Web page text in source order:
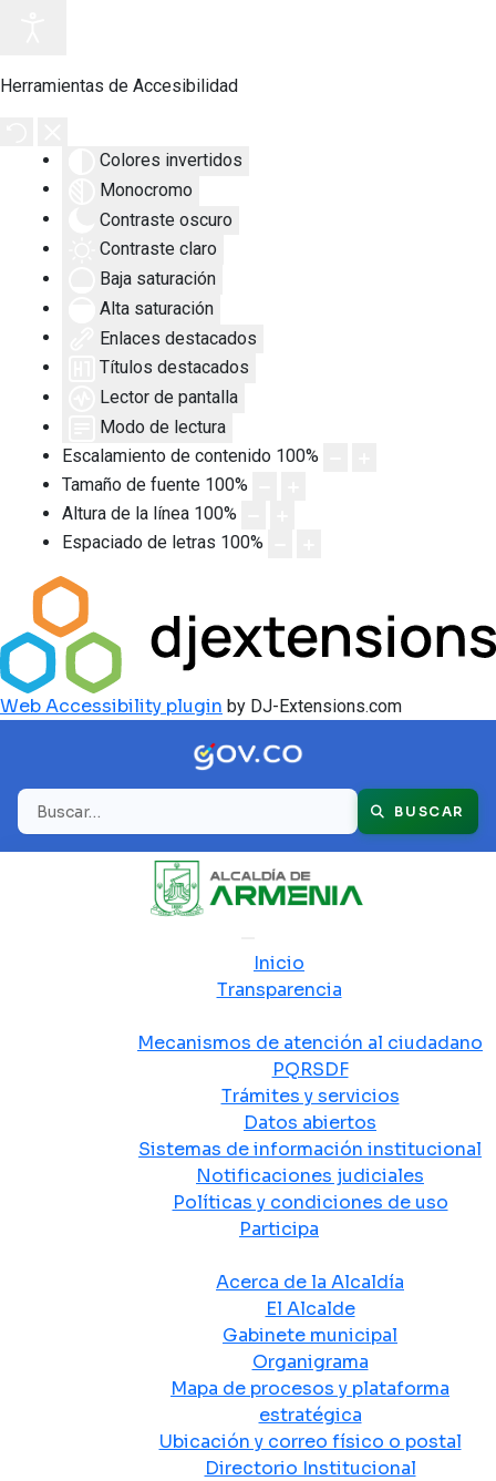
Herramientas de Accesibilidad
Colores invertidos
Monocromo
Contraste oscuro
Contraste claro
Baja saturación
Alta saturación
Enlaces destacados
Títulos destacados
Lector de pantalla
Modo de lectura
Escalamiento de contenido 100%
Tamaño de fuente 100%
Altura de la línea 100%
Espaciado de letras 100%
Web Accessibility plugin by DJ-Extensions.com
Buscar BUSCAR
Inicio
Transparencia
Mecanismos de atención al ciudadano
PQRSDF
Trámites y servicios
Datos abiertos
Sistemas de información institucional
Notificaciones judiciales
Políticas y condiciones de uso
Participa
Acerca de la Alcaldía
El Alcalde
Gabinete municipal
Organigrama
Mapa de procesos y plataforma
estratégica
Ubicación y correo físico o postal
Directorio Institucional